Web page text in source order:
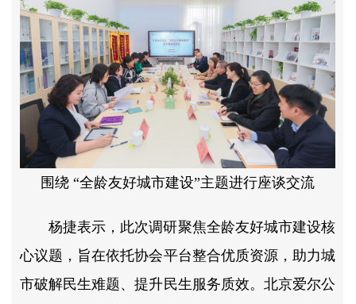
围绕 “全龄友好城市建设”主题进行座谈交流
杨捷表示，此次调研聚焦全龄友好城市建设核
心议题，旨在依托协会平台整合优质资源，助力城
市破解民生难题、提升民生服务质效。北京爱尔公